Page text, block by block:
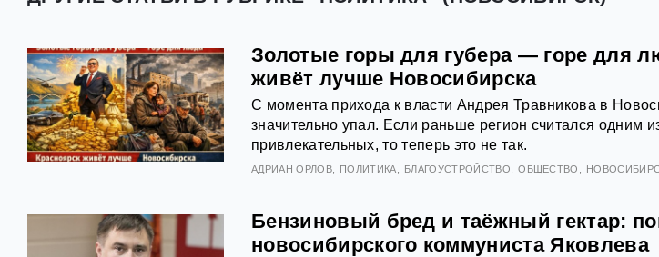
Золотые горы для губера — горе для
живёт лучше Новосибирска
С момента прихода к власти Андрея Травникова в
значительно упал. Если раньше регион считался одним
привлекательных, то теперь это не так.
АДРИАН ОРЛОВ ПОЛИТИКА БЛАГОУСТРОЙСТВО ОБЩЕСТВО
Бензиновый бред и таёжный гектар:
новосибирского коммуниста Яковлева